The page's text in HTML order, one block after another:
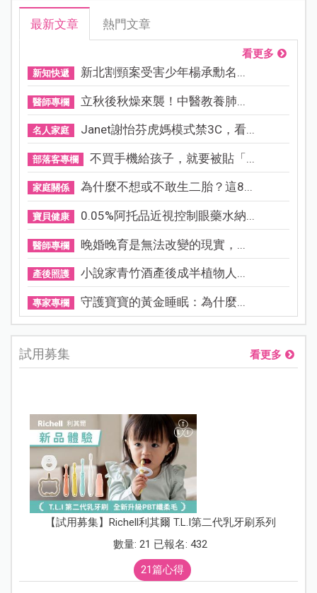
最新文章 熱門文章
看更多
新知快遞 新北割頸案受害少年楊承勳名...
醫師專欄 立秋後秋燥來襲！中醫教養肺...
名人家庭 Janet謝怡芬虎媽模式禁3C，看...
部落客專欄 不買手機給孩子，就要被貼「...
家庭關係 為什麼不想或不敢生二胎？這8...
寶貝健康 0.05%阿托品近視控制眼藥水納...
醫師專欄 晚婚晚育是無法改變的現實，...
產後照護 小說家青竹酒產後成半植物人...
專家專欄 守護寶寶的黃金睡眠：為什麼...
試用募集 看更多
【試用募集】Richell利其爾 T.L.I第二代乳牙刷系列
數量: 21 已報名: 432
21篇心得